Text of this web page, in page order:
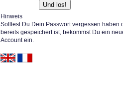
Hinweis
Solltest Du Dein Passwort vergessen haben
bereits gespeichert ist, bekommst Du ein
Account ein.